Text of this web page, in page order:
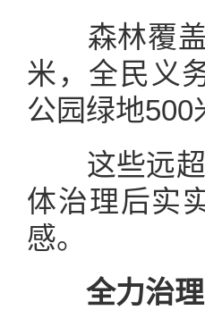
森林覆盖
米，全民义
公园绿地
这些远超
体治理后实
感。
全力治理